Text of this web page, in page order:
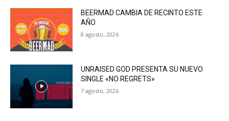
BEERMAD CAMBIA DE RECINTO ESTE
AÑO
8 agosto, 2026
UNRAISED GOD PRESENTA SU NUEVO
SINGLE «NO REGRETS»
7 agosto, 2026